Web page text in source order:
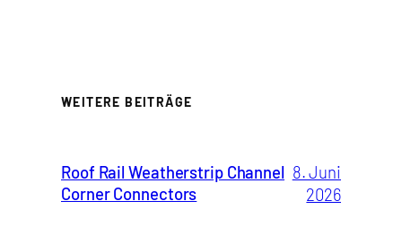
WEITERE BEITRÄGE
Roof Rail Weatherstrip Channel
Corner Connectors
8. Juni
2026